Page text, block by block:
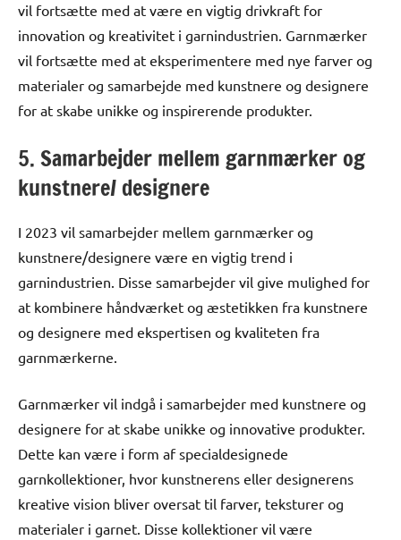
vil fortsætte med at være en vigtig drivkraft for
innovation og kreativitet i garnindustrien. Garnmærker
vil fortsætte med at eksperimentere med nye farver og
materialer og samarbejde med kunstnere og designere
for at skabe unikke og inspirerende produkter.
5. Samarbejder mellem garnmærker og
kunstnere/ designere
I 2023 vil samarbejder mellem garnmærker og
kunstnere/designere være en vigtig trend i
garnindustrien. Disse samarbejder vil give mulighed for
at kombinere håndværket og æstetikken fra kunstnere
og designere med ekspertisen og kvaliteten fra
garnmærkerne.
Garnmærker vil indgå i samarbejder med kunstnere og
designere for at skabe unikke og innovative produkter.
Dette kan være i form af specialdesignede
garnkollektioner, hvor kunstnerens eller designerens
kreative vision bliver oversat til farver, teksturer og
materialer i garnet. Disse kollektioner vil være